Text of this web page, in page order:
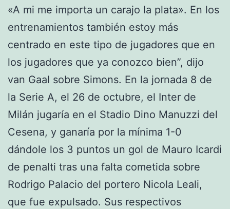
«A mi me importa un carajo la plata». En los
entrenamientos también estoy más
centrado en este tipo de jugadores que en
los jugadores que ya conozco bien”, dijo
van Gaal sobre Simons. En la jornada 8 de
la Serie A, el 26 de octubre, el Inter de
Milán jugaría en el Stadio Dino Manuzzi del
Cesena, y ganaría por la mínima 1-0
dándole los 3 puntos un gol de Mauro Icardi
de penalti tras una falta cometida sobre
Rodrigo Palacio del portero Nicola Leali,
que fue expulsado. Sus respectivos